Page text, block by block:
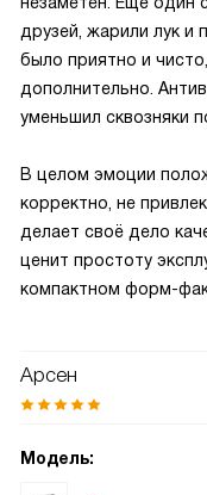
друзей, жарили лук и
было приятно и
дополнительно.
уменьшил сквозняки
В целом эмоции
корректно, не
делает своё дело
ценит простоту
компактном форм-
Арсен
Модель: